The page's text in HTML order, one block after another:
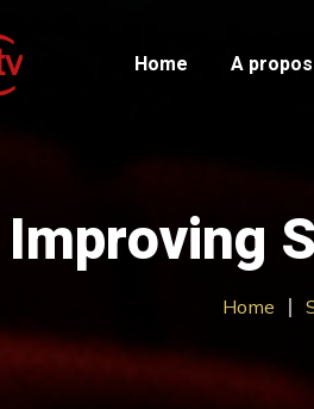
Home A
Improving
Home